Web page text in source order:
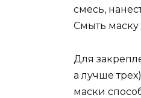
смесь,
Смыть маску
Для
а лучше
маски